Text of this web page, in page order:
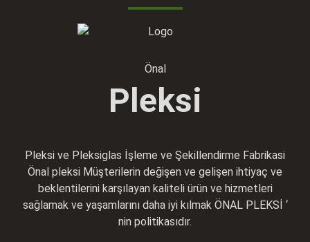
Önal
Pleksi
Pleksi ve Pleksiglas İşleme ve Şekillendirme Fabrikasi
Önal pleksi Müşterilerin değişen ve gelişen ihtiyaç ve
beklentilerini karşılayan kaliteli ürün ve hizmetleri
sağlamak ve yaşamlarını daha iyi kılmak ÖNAL PLEKSİ ‘
nin politikasıdır.